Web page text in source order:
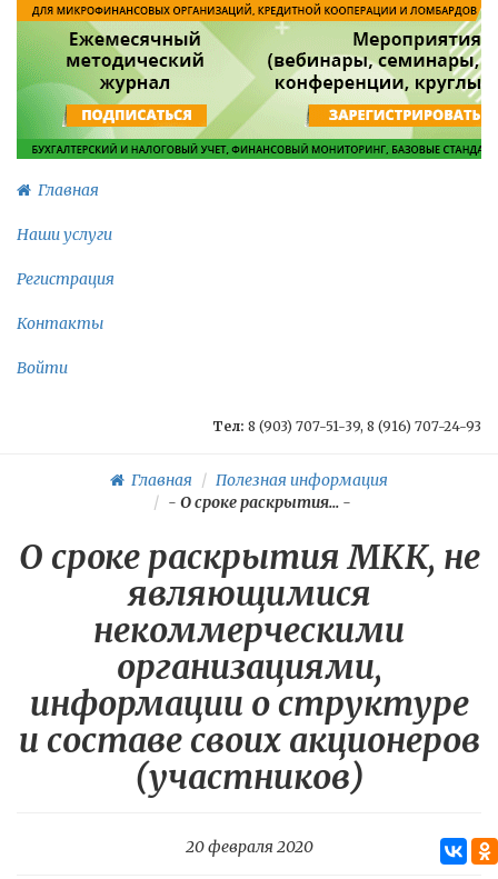
Главная
Наши услуги
Регистрация
Контакты
Войти
Тел: 8 (903) 707-51-39, 8 (916) 707-24-93
Главная
Полезная информация
- О сроке раскрытия...-
О сроке раскрытия МКК, не
являющимися
некоммерческими
организациями,
информации о структуре
и составе своих акционеров
(участников)
20 февраля 2020